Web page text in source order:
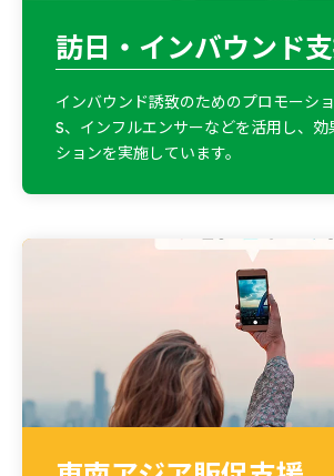
訪日・インバウンド
インバウンド誘致のためのプロモーシ
S、インフルエンサーなどを活用し、効
ションを実施しています。